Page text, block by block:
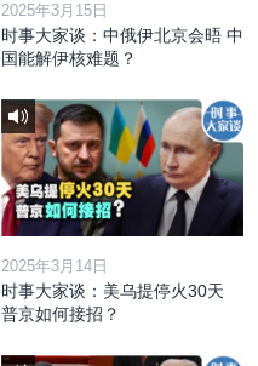
2025年3月15日
时事大家谈：中俄伊北京会晤 中
国能解伊核难题？
2025年3月14日
时事大家谈：美乌提停火30天
普京如何接招？